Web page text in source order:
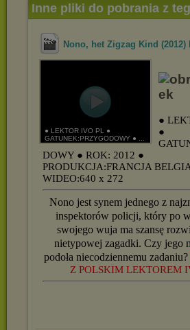
Inne pliki do pobrania z
Nono, het Zigzag Kind (2012)
● LEKTOR IVO PL ●
GATUNEK:PRZYGODOWY ● ...
●
●
DOWY ● ROK: 2012 ●
PRODUKCJA:FRANCJA
WIDEO:640 x 272
Nono jest synem jednego z
inspektorów policji, który po
swojego wuja ma szansę
nietypowej zagadki. Czy jego
podoła niecodziennemu zadaniu?
Z POLSKIM LEKTOREM